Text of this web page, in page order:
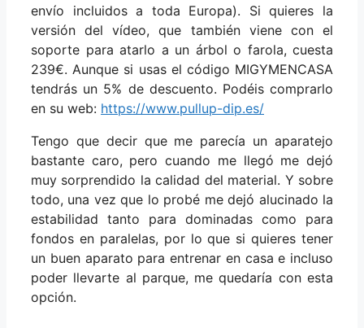
envío incluidos a toda Europa). Si quieres la
versión del vídeo, que también viene con el
soporte para atarlo a un árbol o farola, cuesta
239€. Aunque si usas el código MIGYMENCASA
tendrás un 5% de descuento. Podéis comprarlo
en su web: https://www.pullup-dip.es/
Tengo que decir que me parecía un aparatejo
bastante caro, pero cuando me llegó me dejó
muy sorprendido la calidad del material. Y sobre
todo, una vez que lo probé me dejó alucinado la
estabilidad tanto para dominadas como para
fondos en paralelas, por lo que si quieres tener
un buen aparato para entrenar en casa e incluso
poder llevarte al parque, me quedaría con esta
opción.